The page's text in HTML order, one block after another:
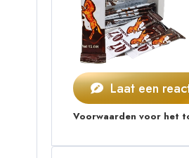
Laat een
Voorwaarden voor het